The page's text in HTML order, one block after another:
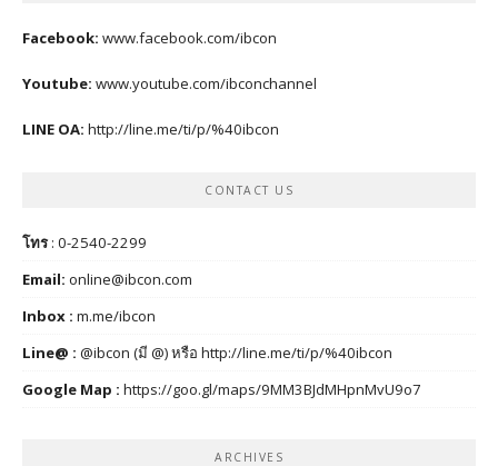
Facebook: www.facebook.com/ibcon
Youtube: www.youtube.com/ibconchannel
LINE OA: http://line.me/ti/p/%40ibcon
CONTACT US
โทร: 0-2540-2299
Email: online@ibcon.com
Inbox : m.me/ibcon
Line@ : @ibcon (มี @) หรือ http://line.me/ti/p/%40ibcon
Google Map : https://goo.gl/maps/9MM3BJdMHpnMvU9o7
ARCHIVES